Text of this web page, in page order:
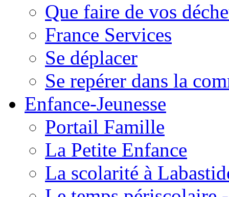
Que faire de vos
France Services
Se déplacer
Se repérer dans la
Enfance-Jeunesse
Portail Famille
La Petite Enfance
La scolarité à